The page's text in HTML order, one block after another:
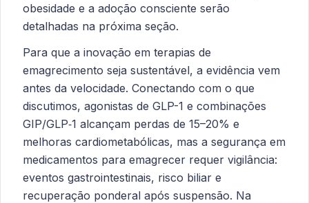
obesidade e a adoção consciente serão
detalhadas na próxima seção.
Para que a inovação em terapias de
emagrecimento seja sustentável, a evidência vem
antes da velocidade. Conectando com o que
discutimos, agonistas de GLP-1 e combinações
GIP/GLP‑1 alcançam perdas de 15–20% e
melhoras cardiometabólicas, mas a segurança em
medicamentos para emagrecer requer vigilância:
eventos gastrointestinais, risco biliar e
recuperação ponderal após suspensão. Na